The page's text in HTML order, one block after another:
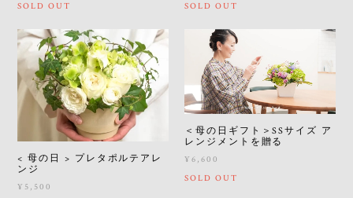
SOLD OUT
SOLD OUT
< 母の日 > プレタポルテアレ
ンジ
¥5,500
＜母の日ギフト＞SSサイズ ア
レンジメントを贈る
¥6,600
SOLD OUT